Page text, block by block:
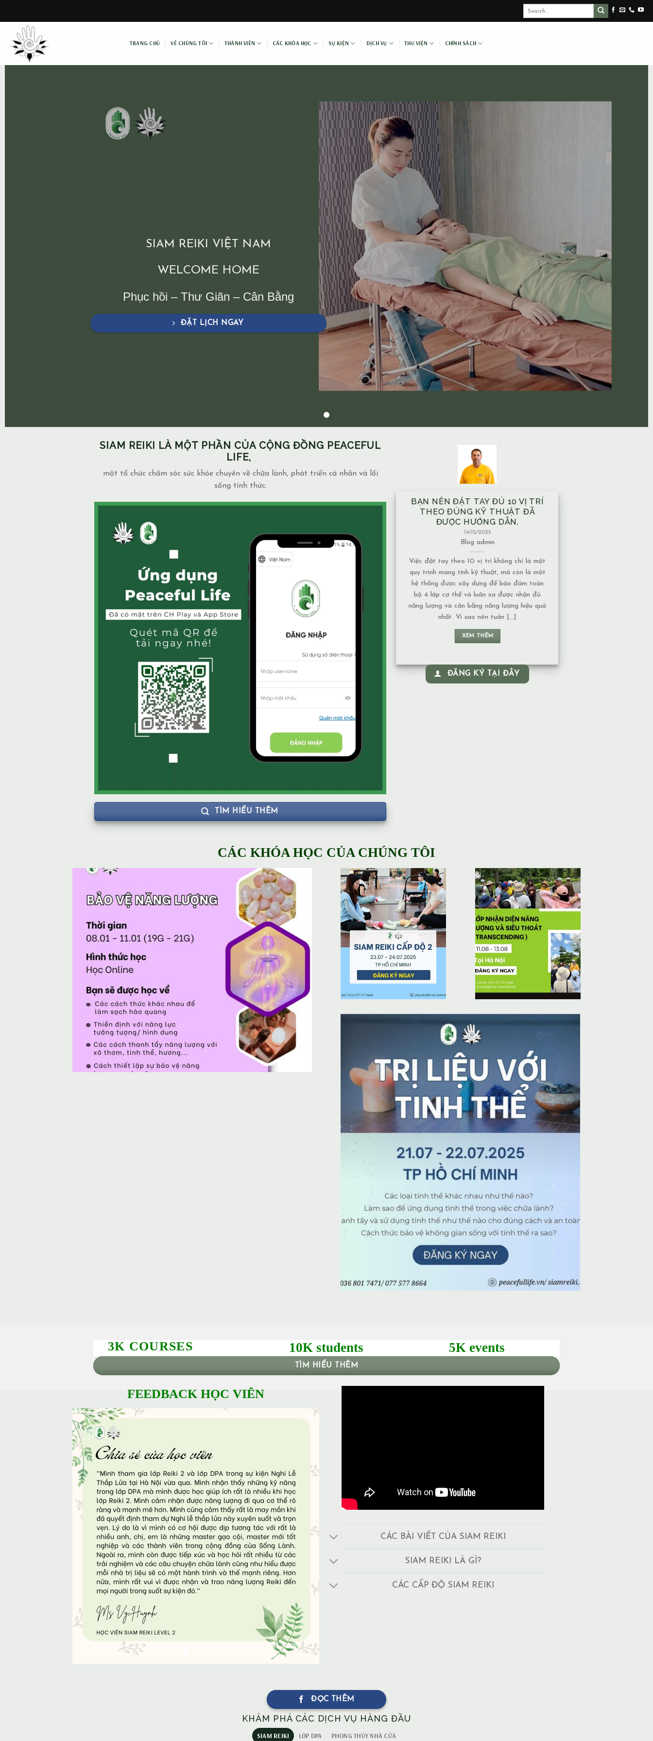
content
TRANG CHỦ VỀ CHÚNG TÔI THÀNH VIÊN CÁC KHÓA HỌC SỰ KIỆN DỊCH VỤ THƯ VIỆN CHÍNH SÁCH
SIAM REIKI VIỆT NAM
WELCOME HOME
Phục hồi – Thư Giãn – Cân Bằng
ĐẶT LỊCH NGAY
SIAM REIKI LÀ MỘT PHẦN CỦA CỘNG ĐỒNG PEACEFUL
LIFE,
một tổ chức chăm sóc sức khỏe chuyên về chữa lành, phát triển cá nhân và lối
sống tỉnh thức.
TÌM HIỂU THÊM
BẠN NÊN ĐẶT TAY ĐỦ 10 VỊ TRÍ
14/12/2025
Blog admin
Việc đặt tay theo 10 vị trí không chỉ là một
hệ thống được xây dựng để bảo đảm toàn
bộ 4 lớp cơ thể và luân xa được nhận đủ
năng lượng và cân bằng năng lượng hiệu quả
nhất. Vì sao nên tuân [...]
XEM THÊM
NHÀ XÂY TRÊN MẠCH NƯỚC
NGẦM CÓ ẢNH HƯỞNG GÌ VỀ
MẶT NĂNG LƯỢNG KHÔNG?
13/12/2025
Blogadmin
Mạch nước ngầm có nhiều dạng khác nhau,
và mức độ ảnh hưởng về năng lượng cũng
phụ thuộc vào tính chất của nguồn nước: 1.
Nước chảy hay nước đọng – Nếu là nước
chảy, năng lượng thường chuyển động liên
tục nên không tạo ra ứ đọng. – Nếu là nước
đọng, lâu [...]
ĐĂNG KÝ TẠI ĐÂY
CÁC KHÓA HỌC CỦA CHÚNG TÔI
3K COURSES 10K students 5K events
TÌM HIỂU THÊM
FEEDBACK HỌC VIÊN
CÁC BÀI VIẾT CỦA SIAM REIKI
SIAM REIKI LÀ GÌ?
CÁC CẤP ĐỘ SIAM REIKI
ĐỌC THÊM
KHÁM PHÁ CÁC DỊCH VỤ HÀNG ĐẦU
SIAM REIKI